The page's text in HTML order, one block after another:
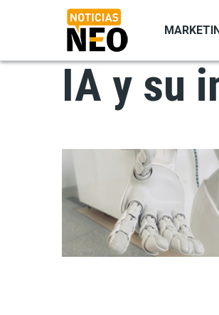
principal
IA y su